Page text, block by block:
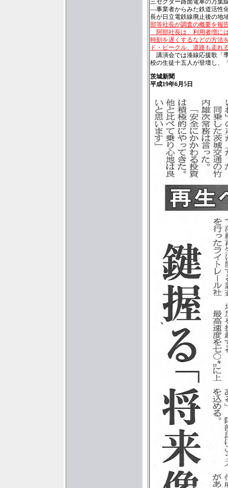
三セクター路面電車の万葉
―事業者からみた鉄道活性
長が日立電鉄線廃止後の地
部等社長が調査の概要を報
阿部社長は、利用者増に
時刻を遅くするなどの方法
ド・ビークル、道路も走れ
講演会では湊線応援歌「
校の生徒十五人が登壇し、
茨城新聞
平成19年6月5日